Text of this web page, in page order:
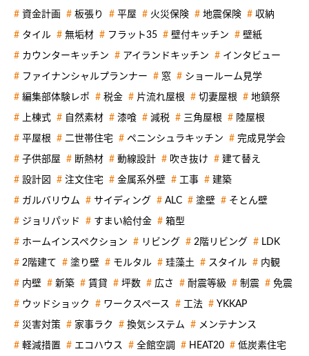
資金計画 板張り 平屋 火災保険 地震保険 収納
タイル 無垢材 フラット35 壁付キッチン 壁紙
カウンターキッチン アイランドキッチン インタビュー
ファイナンシャルプランナー 窓 ショールーム見学
編集部体験レポ 税金 片流れ屋根 切妻屋根 地鎮祭
上棟式 自然素材 漆喰 減税 三角屋根 陸屋根
平屋根 二世帯住宅 ペニンシュラキッチン 完成見学会
子供部屋 断熱材 動線設計 吹き抜け 建て替え
設計図 注文住宅 金属系外壁 工事 建築
ガルバリウム サイディング ALC 塗壁 そとん壁
ジョリパッド すまい給付金 箱型
ホームインスペクション リビング 2階リビング LDK
2階建て 塗り壁 モルタル 珪藻土 スタイル 内観
内壁 新築 賃貸 坪数 広さ 耐震等級 制震 免震
ウッドショック ワークスペース 工法 YKKAP
災害対策 家事ラク 換気システム メンテナンス
軽減措置 エコハウス 全館空調 HEAT20 低炭素住宅